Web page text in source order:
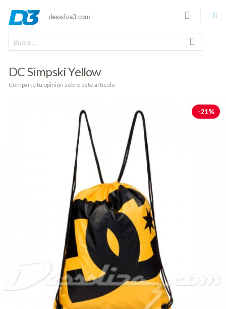
Buscar...
DC Simpski Yellow
Comparte tu opinión sobre este artículo
-21%